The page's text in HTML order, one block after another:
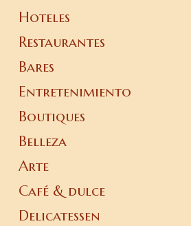
Hoteles
Restaurantes
Bares
Entretenimiento
Boutiques
Belleza
Arte
Café & dulce
Delicatessen